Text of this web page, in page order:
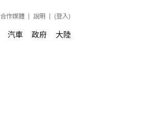
合作媒體 說明 (登入)
汽車 政府 大陸